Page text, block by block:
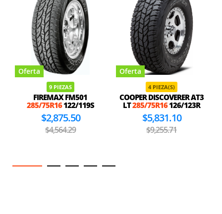
Oferta
9 PIEZAS
FIREMAX FM501
285/75R16122/119S
$2,875.50
$4,564.29
Oferta
4 PIEZA(S)
COOPER DISCOVERER AT3
LT285/75R16126/123R
$5,831.10
$9,255.71